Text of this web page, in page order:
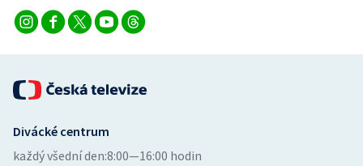
Volejbal
Ostatní
Divácké centrum
každý všední den:8:00—16:00 hodin